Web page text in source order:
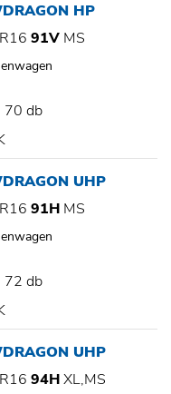
HP
91V MS
70 db
UHP
91H MS
72 db
UHP
94HXL,MS